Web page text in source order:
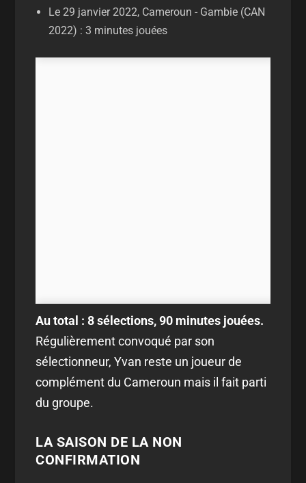
Le 29 janvier 2022, Cameroun - Gambie (CAN
2022) : 3 minutes jouées
Au total : 8 sélections, 90 minutes jouées.
Régulièrement convoqué par son
sélectionneur, Yvan reste un joueur de
complément du Cameroun mais il fait parti
du groupe.
LA SAISON DE LA NON
CONFIRMATION